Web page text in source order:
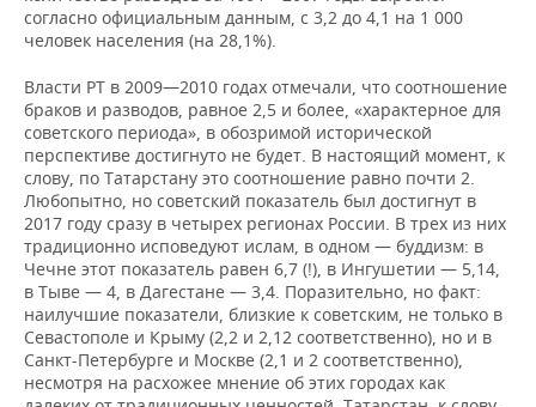
согласно официальным данным, с 3,2 до 4,1 на 1 000
человек населения (на 28,1%).
Власти РТ в 2009—2010 годах отмечали, что соотношение
браков и разводов, равное 2,5 и более, «характерное для
советского периода», в обозримой исторической
перспективе достигнуто не будет. В настоящий момент, к
слову, по Татарстану это соотношение равно почти 2.
Любопытно, но советский показатель был достигнут в
2017 году сразу в четырех регионах России. В трех из них
традиционно исповедуют ислам, в одном — буддизм: в
Чечне этот показатель равен 6,7 (!), в Ингушетии — 5,14,
в Тыве — 4, в Дагестане — 3,4. Поразительно, но факт:
наилучшие показатели, близкие к советским, не только в
Севастополе и Крыму (2,2 и 2,12 соответственно), но и в
Санкт-Петербурге и Москве (2,1 и 2 соответственно),
несмотря на расхожее мнение об этих городах как